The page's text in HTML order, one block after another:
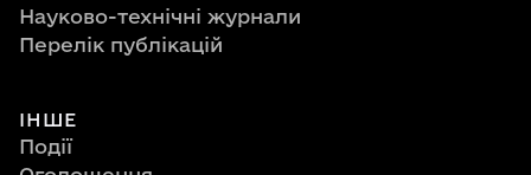
Науково-технічні журнали
Перелік публікацій
ІНШЕ
Події